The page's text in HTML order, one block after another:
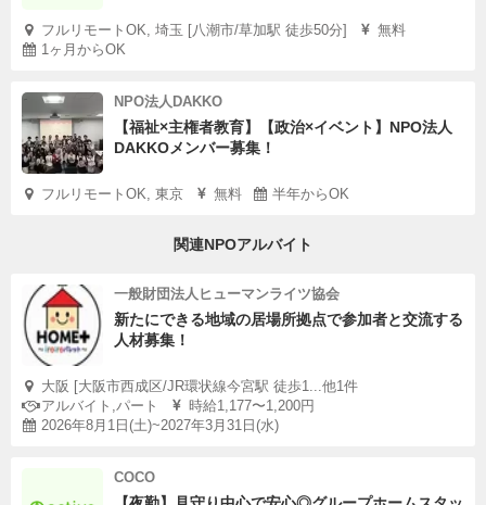
フルリモートOK, 埼玉 [八潮市/草加駅 徒歩50分]
無料
1ヶ月からOK
NPO法人DAKKO
【福祉×主権者教育】【政治×イベント】NPO法人
DAKKOメンバー募集！
フルリモートOK, 東京 無料 半年からOK
関連NPOアルバイト
一般財団法人ヒューマンライツ協会
新たにできる地域の居場所拠点で参加者と交流する
人材募集！
大阪 [大阪市西成区/JR環状線今宮駅 徒歩1...他1件
アルバイト,パート
時給1,177〜1,200円
2026年8月1日(土)~2027年3月31日(水)
COCO